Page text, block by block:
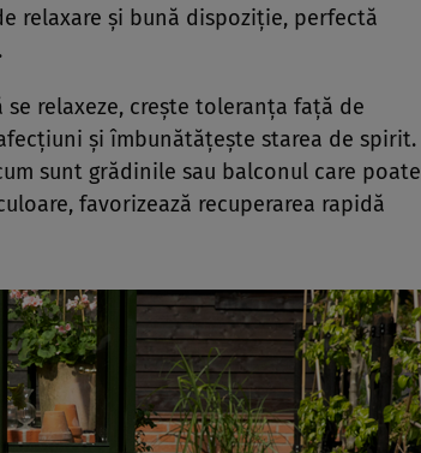
relaxare și bună dispoziție, perfectă
relaxeze, crește toleranța față de
și îmbunătățește starea de spirit.
sunt grădinile sau balconul care poate
favorizează recuperarea rapidă